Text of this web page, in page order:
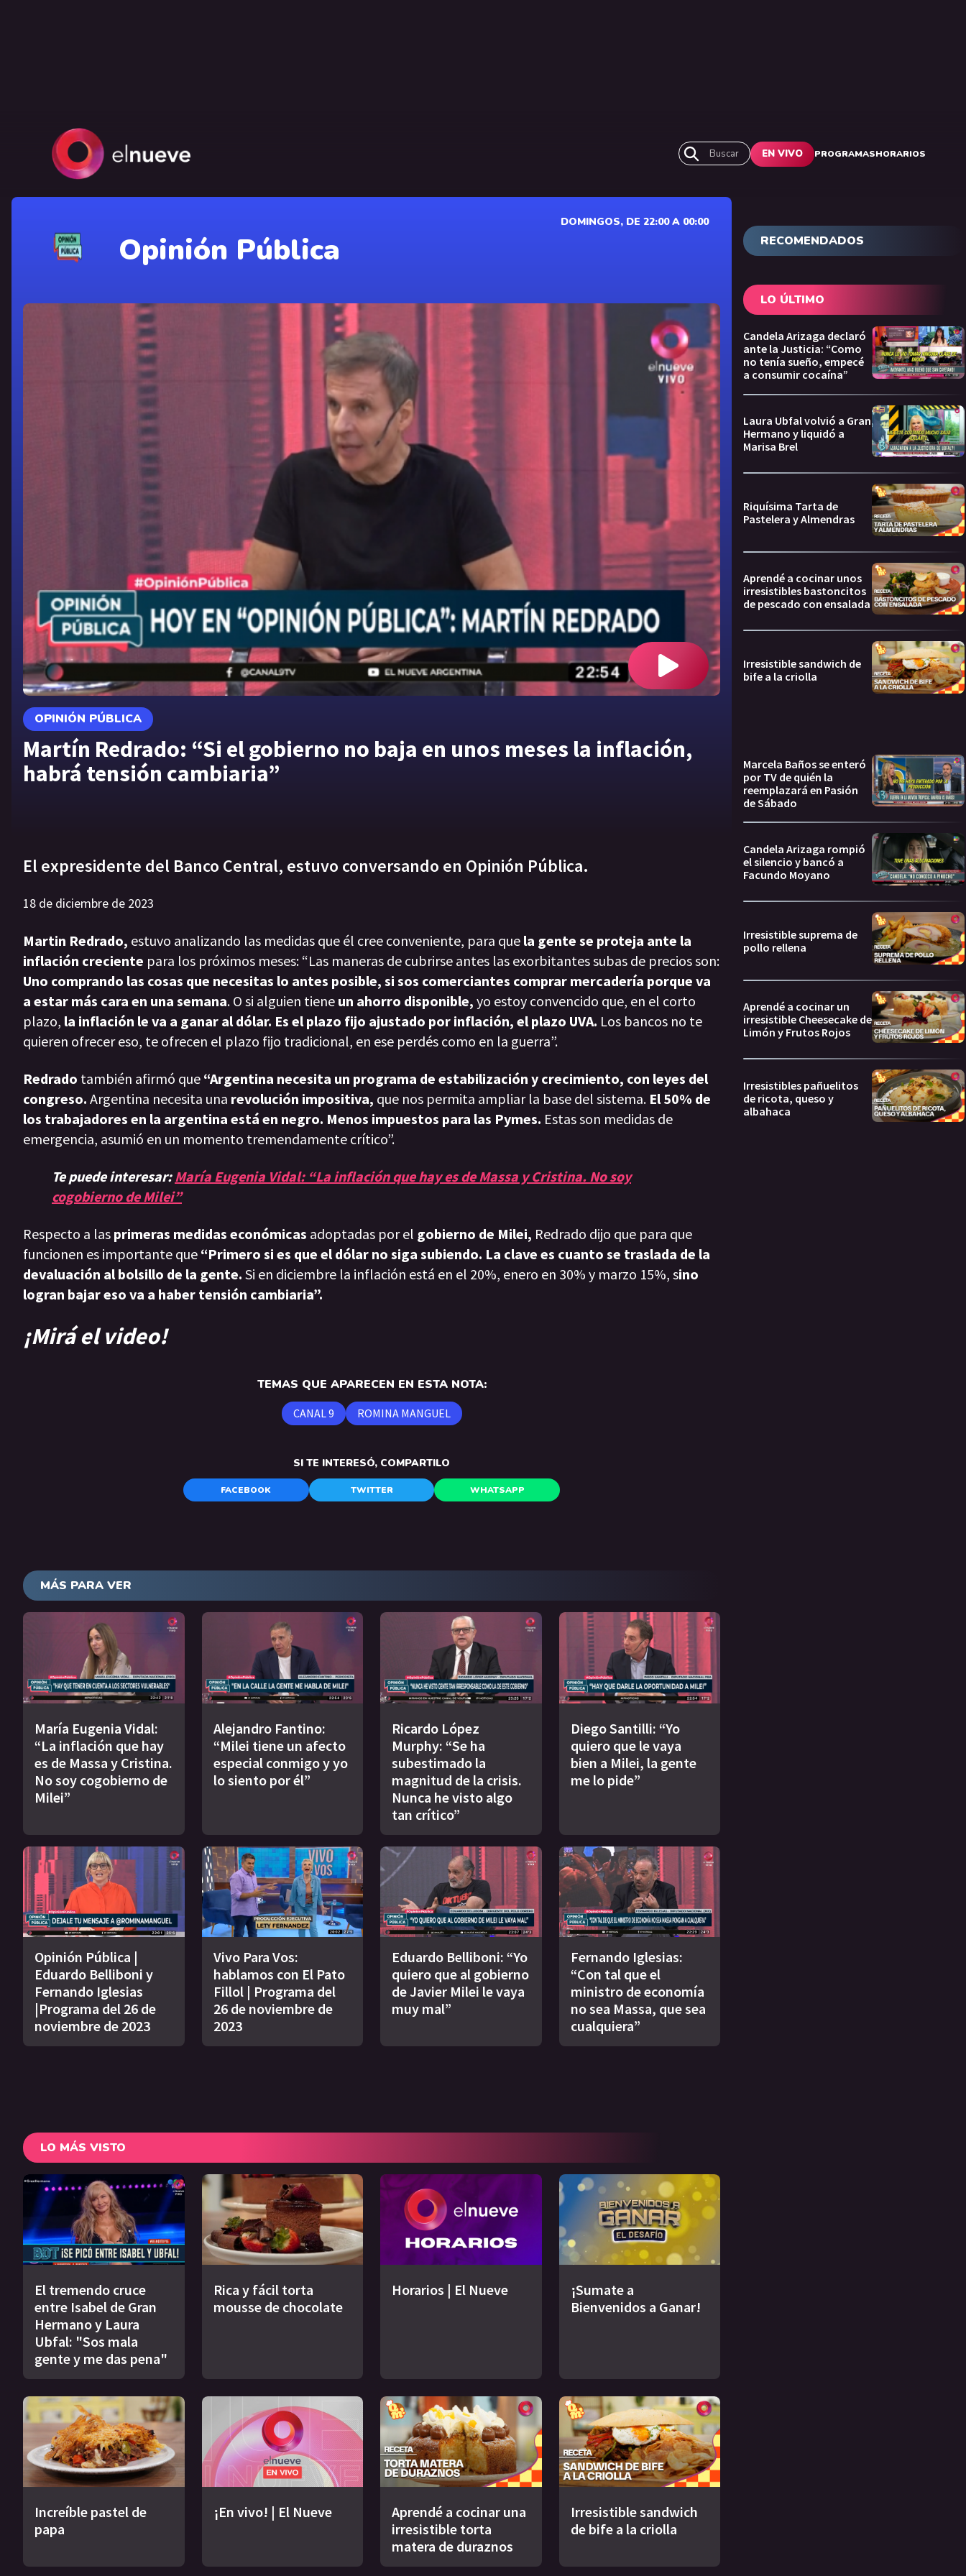
Buscar EN VIVO PROGRAMASHORARIOS
Opinión Pública
DOMINGOS, DE 22:00 A 00:00
OPINIÓN PÚBLICA
Martín Redrado: “Si el gobierno no baja en unos meses la inflación,
habrá tensión cambiaria”
El expresidente del Banco Central, estuvo conversando en Opinión Pública.
18 de diciembre de 2023
Martin Redrado, estuvo analizando las medidas que él cree conveniente, para que la gente se proteja ante la
inflación creciente para los próximos meses: “Las maneras de cubrirse antes las exorbitantes subas de precios son:
Uno comprando las cosas que necesitas lo antes posible, si sos comerciantes comprar mercadería porque va
a estar más cara en una semana. O si alguien tiene un ahorro disponible, yo estoy convencido que, en el corto
plazo, la inflación le va a ganar al dólar. Es el plazo fijo ajustado por inflación, el plazo UVA. Los bancos no te
quieren ofrecer eso, te ofrecen el plazo fijo tradicional, en ese perdés como en la guerra”.
Redrado también afirmó que “Argentina necesita un programa de estabilización y crecimiento, con leyes del
congreso. Argentina necesita una revolución impositiva, que nos permita ampliar la base del sistema. El 50% de
los trabajadores en la argentina está en negro. Menos impuestos para las Pymes. Estas son medidas de
emergencia, asumió en un momento tremendamente crítico”.
Te puede interesar:María Eugenia Vidal: “La inflación que hay es de Massa y Cristina. No soy
cogobierno de Milei”
Respecto a las primeras medidas económicas adoptadas por el gobierno de Milei, Redrado dijo que para que
funcionen es importante que “Primero si es que el dólar no siga subiendo. La clave es cuanto se traslada de la
devaluación al bolsillo de la gente. Si en diciembre la inflación está en el 20%, enero en 30% y marzo 15%, sino
logran bajar eso va a haber tensión cambiaria”.
¡Mirá el video!
TEMAS QUE APARECEN EN ESTA NOTA:
CANAL 9 ROMINA MANGUEL
SI TE INTERESÓ, COMPARTILO
FACEBOOK TWITTER WHATSAPP
MÁS PARA VER
María Eugenia Vidal:
“La inflación que hay
es de Massa y Cristina.
No soy cogobierno de
Milei”
Alejandro Fantino:
“Milei tiene un afecto
especial conmigo y yo
lo siento por él”
Ricardo López
Murphy: “Se ha
subestimado la
magnitud de la crisis.
Nunca he visto algo
tan crítico”
Diego Santilli: “Yo
quiero que le vaya
bien a Milei, la gente
me lo pide”
Opinión Pública |
Eduardo Belliboni y
Fernando Iglesias
|Programa del 26 de
noviembre de 2023
Vivo Para Vos:
hablamos con El Pato
Fillol | Programa del
26 de noviembre de
2023
Eduardo Belliboni: “Yo
quiero que al gobierno
de Javier Milei le vaya
muy mal”
Fernando Iglesias:
“Con tal que el
ministro de economía
no sea Massa, que sea
cualquiera”
LO MÁS VISTO
El tremendo cruce
entre Isabel de Gran
Hermano y Laura
Ubfal: "Sos mala
gente y me das pena"
Rica y fácil torta
mousse de chocolate
Horarios | El Nueve
¡Sumate a
Bienvenidos a Ganar!
Increíble pastel de
papa
¡En vivo! | El Nueve
Aprendé a cocinar una
irresistible torta
matera de duraznos
Irresistible sandwich
de bife a la criolla
RECOMENDADOS
LO ÚLTIMO
Candela Arizaga declaró
ante la Justicia: “Como
no tenía sueño, empecé
a consumir cocaína”
Laura Ubfal volvió a Gran
Hermano y liquidó a
Marisa Brel
Riquísima Tarta de
Pastelera y Almendras
Aprendé a cocinar unos
irresistibles bastoncitos
de pescado con ensalada
Irresistible sandwich de
bife a la criolla
Marcela Baños se enteró
por TV de quién la
reemplazará en Pasión
de Sábado
Candela Arizaga rompió
el silencio y bancó a
Facundo Moyano
Irresistible suprema de
pollo rellena
Aprendé a cocinar un
irresistible Cheesecake de
Limón y Frutos Rojos
Irresistibles pañuelitos
de ricota, queso y
albahaca